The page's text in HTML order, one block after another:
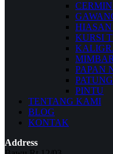
CERMIN
KURSI
PAPAN
PINTU
TENTANG KAMI
BLOG
KONTAK
Address